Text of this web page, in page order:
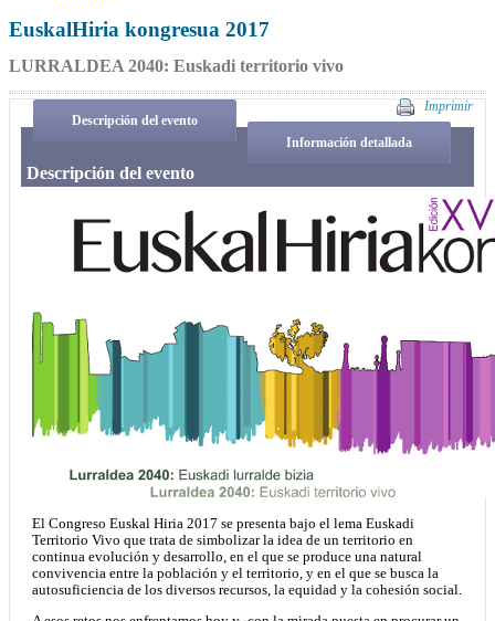
EuskalHiria kongresua 2017
LURRALDEA 2040: Euskadi territorio vivo
Imprimir
Descripción del evento
Información detallada
Descripción del evento
El Congreso Euskal Hiria 2017 se presenta bajo el lema Euskadi
Territorio Vivo que trata de simbolizar la idea de un territorio en
continua evolución y desarrollo, en el que se produce una natural
convivencia entre la población y el territorio, y en el que se busca la
autosuficiencia de los diversos recursos, la equidad y la cohesión social.